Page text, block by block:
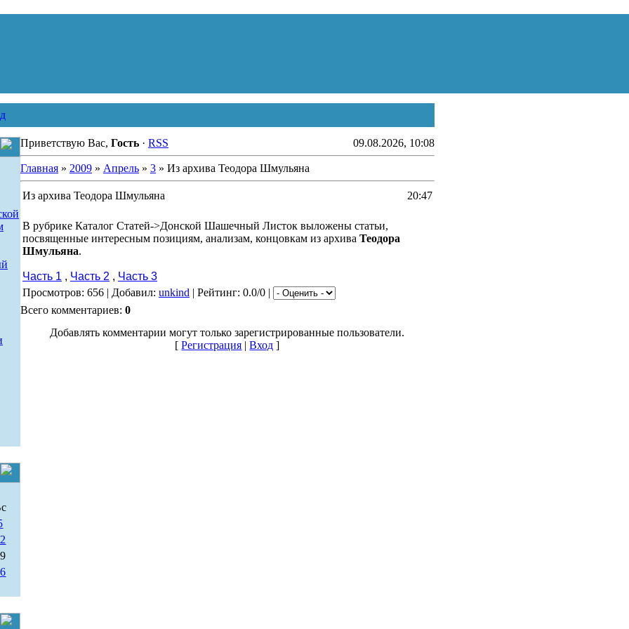
Приветствую Вас, Гость· RSS 09.08.2026, 10:08
Главная» 2009 » Апрель » 3» Из архива Теодора Шмульяна
Из архива Теодора Шмульяна 20:47
В рубрике Каталог Статей->Донской Шашечный Листок выложены статьи,
посвященные интересным позициям, анализам, концовкам из архива Теодора
Шмульяна.
Часть 1 , Часть 2 , Часть 3
Просмотров: 656 | Добавил: unkind | Рейтинг: 0.0/0 |
Всего комментариев: 0
Добавлять комментарии могут только зарегистрированные пользователи.
[Регистрация |Вход ]